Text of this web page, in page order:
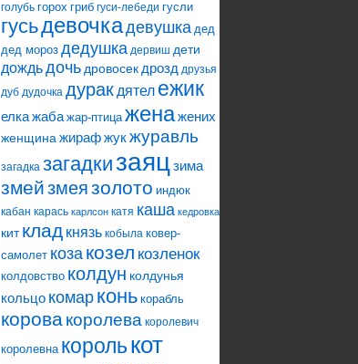
голубь горох гриб гуси-лебеди гусли
гусьдевочкадевушка дед
дед мороз дедушка дервиш дети
дождьдочь дровосек дрозд друзья
дуб дудочка дурак дятел ежик
елкажаба жар-птица женажених
женщина жирафжукжуравль
загадка загадкизаяцзима
змейзмеязолото индюк
кабан карась карлсон катя каша кедровка
кит клад князь кобыла ковер-
самолет козакозел козленок
колдовство колдун колдунья
кольцо комар конь корабль
коровакоролева королевич
королевна королькот